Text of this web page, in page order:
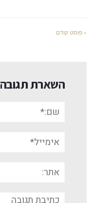
« פוסט קודם
השארת תגובה
אימייל*
תגובה